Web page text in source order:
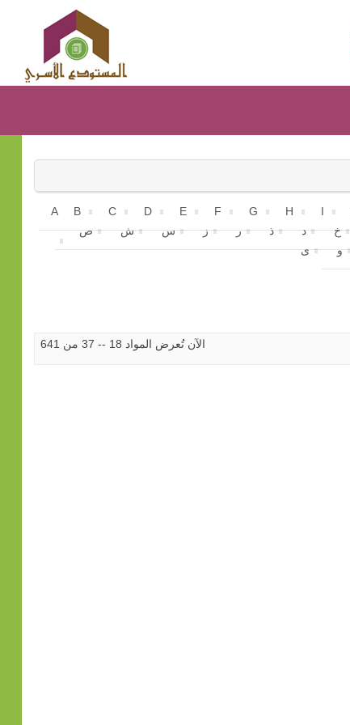
A B C D E F G H
خ د ذ ر ز س ش
ص
و ى
الآن تُعرض المواد 18 -- 37 من 641